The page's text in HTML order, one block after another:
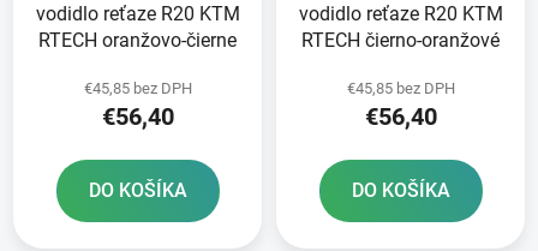
vodidlo reťaze R20 KTM
RTECH oranžovo-čierne
€45,85 bez DPH
€56,40
DO KOŠÍKA
vodidlo reťaze R20 KTM
RTECH čierno-oranžové
€45,85 bez DPH
€56,40
DO KOŠÍKA